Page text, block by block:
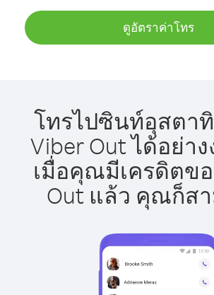
ดูอัตราค่าโทร
โทรไปซินท์อุสตา
Viber Out ได้อย่า
เมื่อคุณมีเครดิตข
Out แล้ว คุณก็ส